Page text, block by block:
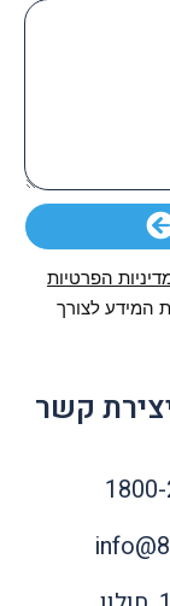
הפרטיות
המידע לצורך
קשר